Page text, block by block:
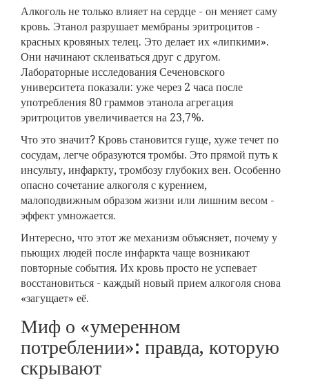
Алкоголь не только влияет на сердце - он меняет саму
кровь. Этанол разрушает мембраны эритроцитов -
красных кровяных телец. Это делает их «липкими».
Они начинают склеиваться друг с другом.
Лабораторные исследования Сеченовского
университета показали: уже через 2 часа после
употребления 80 граммов этанола агрегация
эритроцитов увеличивается на 23,7%.
Что это значит? Кровь становится гуще, хуже течет по
сосудам, легче образуются тромбы. Это прямой путь к
инсульту, инфаркту, тромбозу глубоких вен. Особенно
опасно сочетание алкоголя с курением,
малоподвижным образом жизни или лишним весом -
эффект умножается.
Интересно, что этот же механизм объясняет, почему у
пьющих людей после инфаркта чаще возникают
повторные события. Их кровь просто не успевает
восстановиться - каждый новый прием алкоголя снова
«загущает» её.
Миф о «умеренном
потреблении»: правда, которую
скрывают